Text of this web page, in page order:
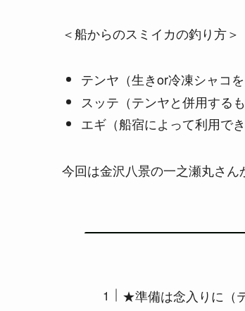
＜船からのスミイカの釣り方＞
テンヤ（生きor冷凍シャコ
スッテ（テンヤと併用する
エギ（船宿によって利用で
今回は金沢八景の一之瀬丸さん
★準備は念入りに（